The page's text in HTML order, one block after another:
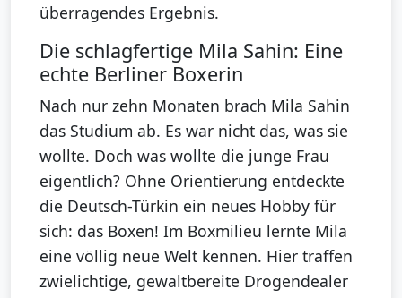
überragendes Ergebnis.
Die schlagfertige Mila Sahin: Eine
echte Berliner Boxerin
Nach nur zehn Monaten brach Mila Sahin
das Studium ab. Es war nicht das, was sie
wollte. Doch was wollte die junge Frau
eigentlich? Ohne Orientierung entdeckte
die Deutsch-Türkin ein neues Hobby für
sich: das Boxen! Im Boxmilieu lernte Mila
eine völlig neue Welt kennen. Hier traffen
zwielichtige, gewaltbereite Drogendealer